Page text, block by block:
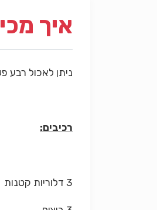
איך
ניתן לאכול רבע
רכיבים:
3 דלוריות קטנות